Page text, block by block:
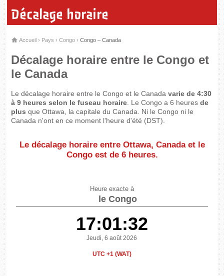
Décalage horaire
Accueil › Pays ›Congo ›Congo – Canada
Décalage horaire entre le Congo et
le Canada
Le décalage horaire entre le Congo et le Canadavarie de 4:30
à 9 heures selon le fuseau horaire . Le Congo a 6 heuresde
plus que Ottawa, la capitale du Canada. Ni le Congo ni le
Canada n'ont en ce moment l'heure d'été (DST).
Le décalage horaire entre Ottawa, Canada et le
Congo est de 6 heures.
Heure exacte à
le Congo
17:01:32
Jeudi, 6 août 2026
UTC +1 (WAT)